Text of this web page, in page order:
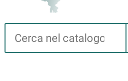
Cerca su "Catalogo"